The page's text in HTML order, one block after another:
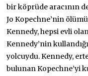
bir köprüde aracının
Jo Kopechne’nin
Kennedy, hepsi evli
Kennedy’nin
yolcuydu. Kennedy,
bulunan Kopechne’yi